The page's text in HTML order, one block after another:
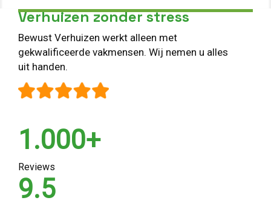
Verhuizen zonder stress
Bewust Verhuizen werkt alleen met
gekwalificeerde vakmensen. Wij nemen u alles
uit handen.
1.000+
Reviews
9.5